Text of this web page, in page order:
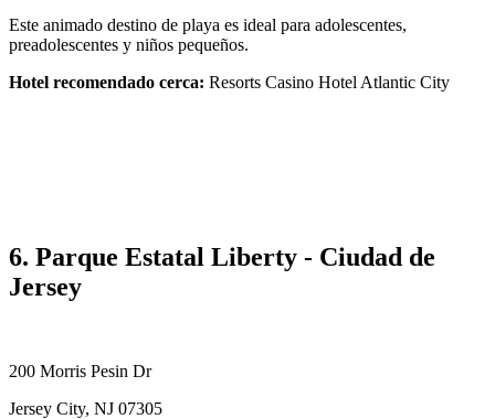
Este animado destino de playa es ideal para adolescentes,
preadolescentes y niños pequeños.
Hotel recomendado cerca: Resorts Casino Hotel Atlantic City
6. Parque Estatal Liberty - Ciudad de
Jersey
200 Morris Pesin Dr
Jersey City, NJ 07305